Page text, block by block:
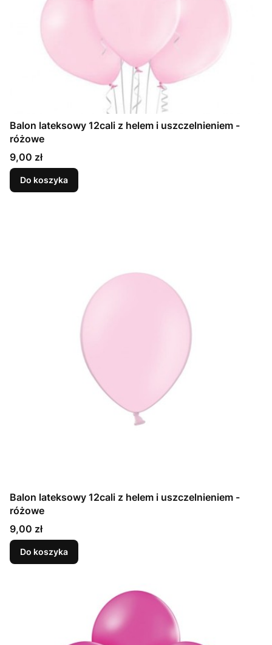
Balon lateksowy 12cali z helem i uszczelnieniem -
różowe
Cena
9,00 zł
Do koszyka
Balon lateksowy 12cali z helem i uszczelnieniem -
różowe
Cena
9,00 zł
Do koszyka